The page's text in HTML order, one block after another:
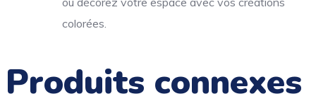
colorées.
Produits connexes